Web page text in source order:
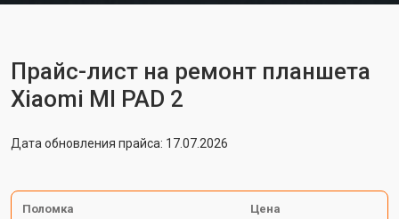
Прайс-лист на ремонт планшета
Xiaomi MI PAD 2
Дата обновления прайса: 17.07.2026
Поломка Цена